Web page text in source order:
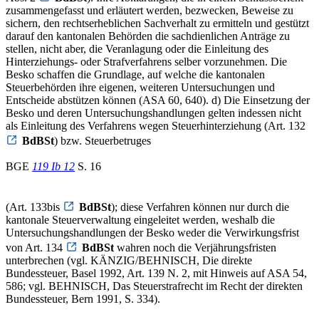
zusammengefasst und erläutert werden, bezwecken, Beweise zu
sichern, den rechtserheblichen Sachverhalt zu ermitteln und gestützt
darauf den kantonalen Behörden die sachdienlichen Anträge zu
stellen, nicht aber, die Veranlagung oder die Einleitung des
Hinterziehungs- oder Strafverfahrens selber vorzunehmen. Die
Besko schaffen die Grundlage, auf welche die kantonalen
Steuerbehörden ihre eigenen, weiteren Untersuchungen und
Entscheide abstützen können (ASA 60, 640). d) Die Einsetzung der
Besko und deren Untersuchungshandlungen gelten indessen nicht
als Einleitung des Verfahrens wegen Steuerhinterziehung (Art. 132
BdBSt) bzw. Steuerbetruges
BGE 119 Ib 12 S. 16
(Art. 133bis BdBSt); diese Verfahren können nur durch die
kantonale Steuerverwaltung eingeleitet werden, weshalb die
Untersuchungshandlungen der Besko weder die Verwirkungsfrist
von Art. 134
BdBSt wahren noch die Verjährungsfristen
unterbrechen (vgl. KÄNZIG/BEHNISCH, Die direkte
Bundessteuer, Basel 1992, Art. 139 N. 2, mit Hinweis auf ASA 54,
586; vgl. BEHNISCH, Das Steuerstrafrecht im Recht der direkten
Bundessteuer, Bern 1991, S. 334).